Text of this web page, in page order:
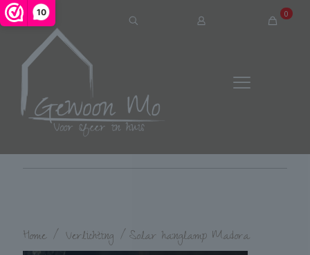
10 0
Home / Verlichting /Solar hanglamp Madora